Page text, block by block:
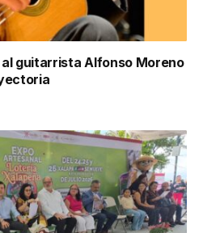
guitarrista Alfonso Moreno